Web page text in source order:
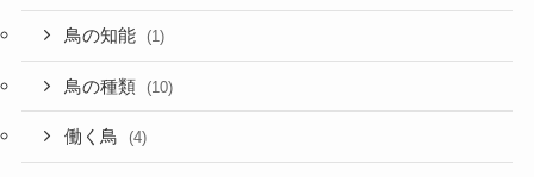
鳥の知能 (1)
鳥の種類 (10)
働く鳥 (4)